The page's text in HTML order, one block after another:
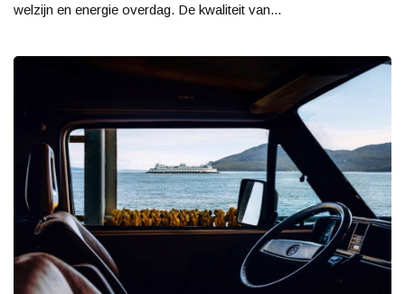
welzijn en energie overdag. De kwaliteit van...